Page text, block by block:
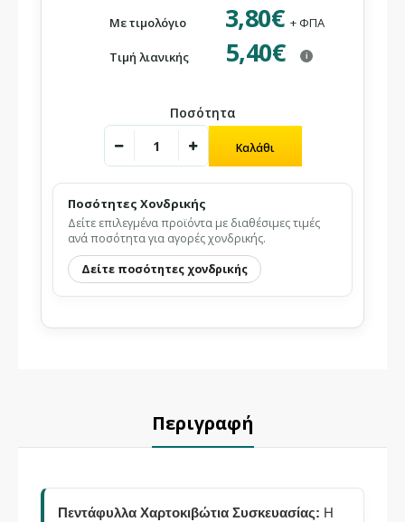
Με τιμολόγιο 3,80€ + ΦΠΑ
Τιμή λιανικής 5,40€ i
Ποσότητα
Ποσότητες Χονδρικής
Δείτε επιλεγμένα προϊόντα με διαθέσιμες τιμές
ανά ποσότητα για αγορές χονδρικής.
Δείτε ποσότητες χονδρικής
Περιγραφή
Πεντάφυλλα Χαρτοκιβώτια Συσκευασίας: Η